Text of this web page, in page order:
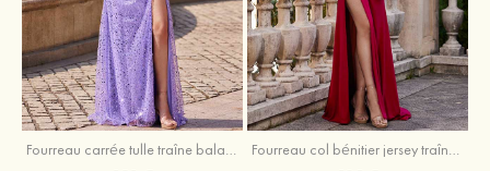
Fourreau col bénitier jersey traîne balayage robe de bal